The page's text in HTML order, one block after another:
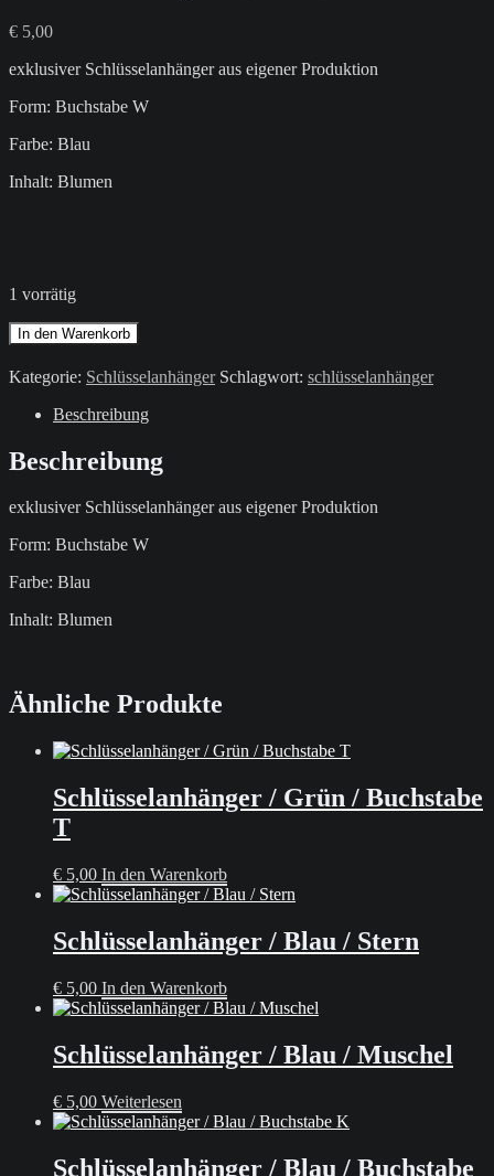
€ 5,00
exklusiver Schlüsselanhänger aus eigener Produktion
Form: Buchstabe W
Farbe: Blau
Inhalt: Blumen
1 vorrätig
Schlüsselanhänger
/
Blau
Buchstabe
Menge
In den Warenkorb
Kategorie: Schlüsselanhänger Schlagwort: schlüsselanhänger
Beschreibung
Beschreibung
exklusiver Schlüsselanhänger aus eigener Produktion
Form: Buchstabe W
Farbe: Blau
Inhalt: Blumen
Ähnliche Produkte
Schlüsselanhänger / Grün / Buchstabe
T
€ 5,00 In den Warenkorb
Schlüsselanhänger / Blau / Stern
€ 5,00 In den Warenkorb
Schlüsselanhänger / Blau / Muschel
€ 5,00 Weiterlesen
Schlüsselanhänger / Blau / Buchstabe